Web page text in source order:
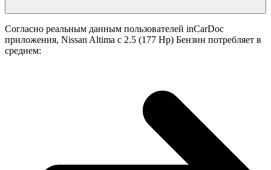
Согласно реальным данным пользователей inCarDoc
приложения, Nissan Altima с 2.5 (177 Hp) Бензин потребляет в
среднем: